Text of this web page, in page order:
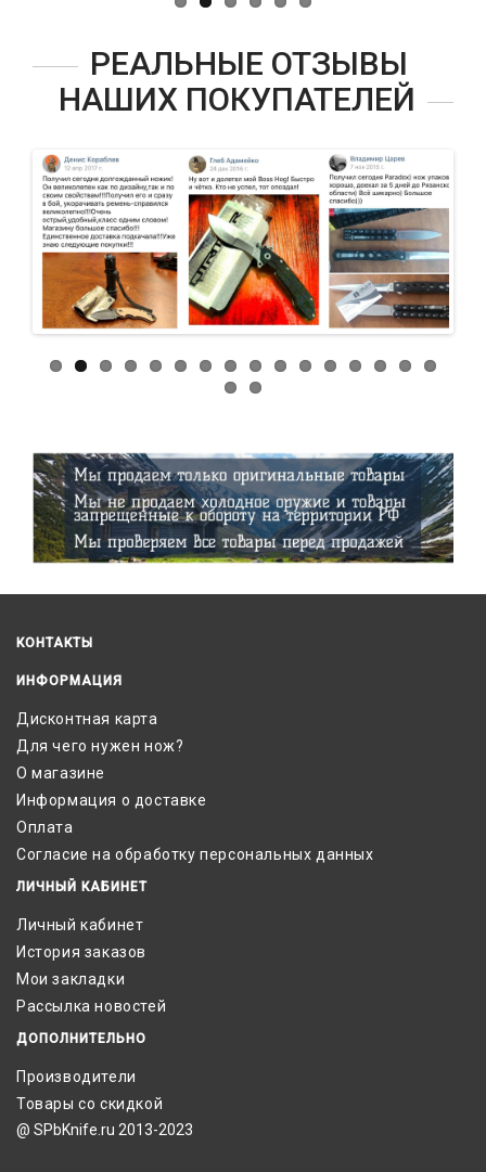
РЕАЛЬНЫЕ ОТЗЫВЫ
НАШИХ ПОКУПАТЕЛЕЙ
КОНТАКТЫ
ИНФОРМАЦИЯ
Дисконтная карта
Для чего нужен нож?
О магазине
Информация о доставке
Оплата
Согласие на обработку персональных данных
ЛИЧНЫЙ КАБИНЕТ
Личный кабинет
История заказов
Мои закладки
Рассылка новостей
ДОПОЛНИТЕЛЬНО
Производители
Товары со скидкой
@ SPbKnife.ru 2013-2023